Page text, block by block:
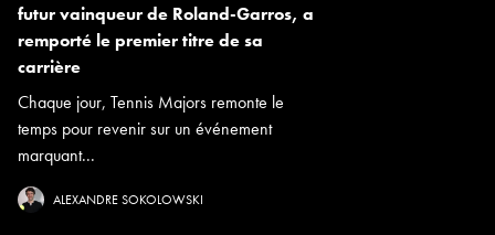
futur vainqueur de Roland-Garros, a
remporté le premier titre de sa
carrière
Chaque jour, Tennis Majors remonte le
temps pour revenir sur un événement
marquant...
ALEXANDRE SOKOLOWSKI